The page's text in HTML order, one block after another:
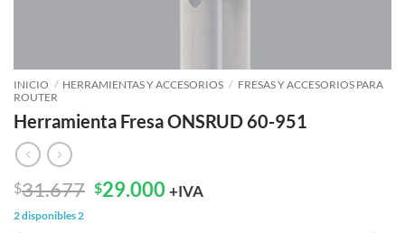
INICIO / HERRAMIENTAS Y ACCESORIOS / FRESAS Y ACCESORIOS PARA
ROUTER
Herramienta Fresa ONSRUD 60-951
$31.677 El
$29.000El
+IVA
2 disponibles 2